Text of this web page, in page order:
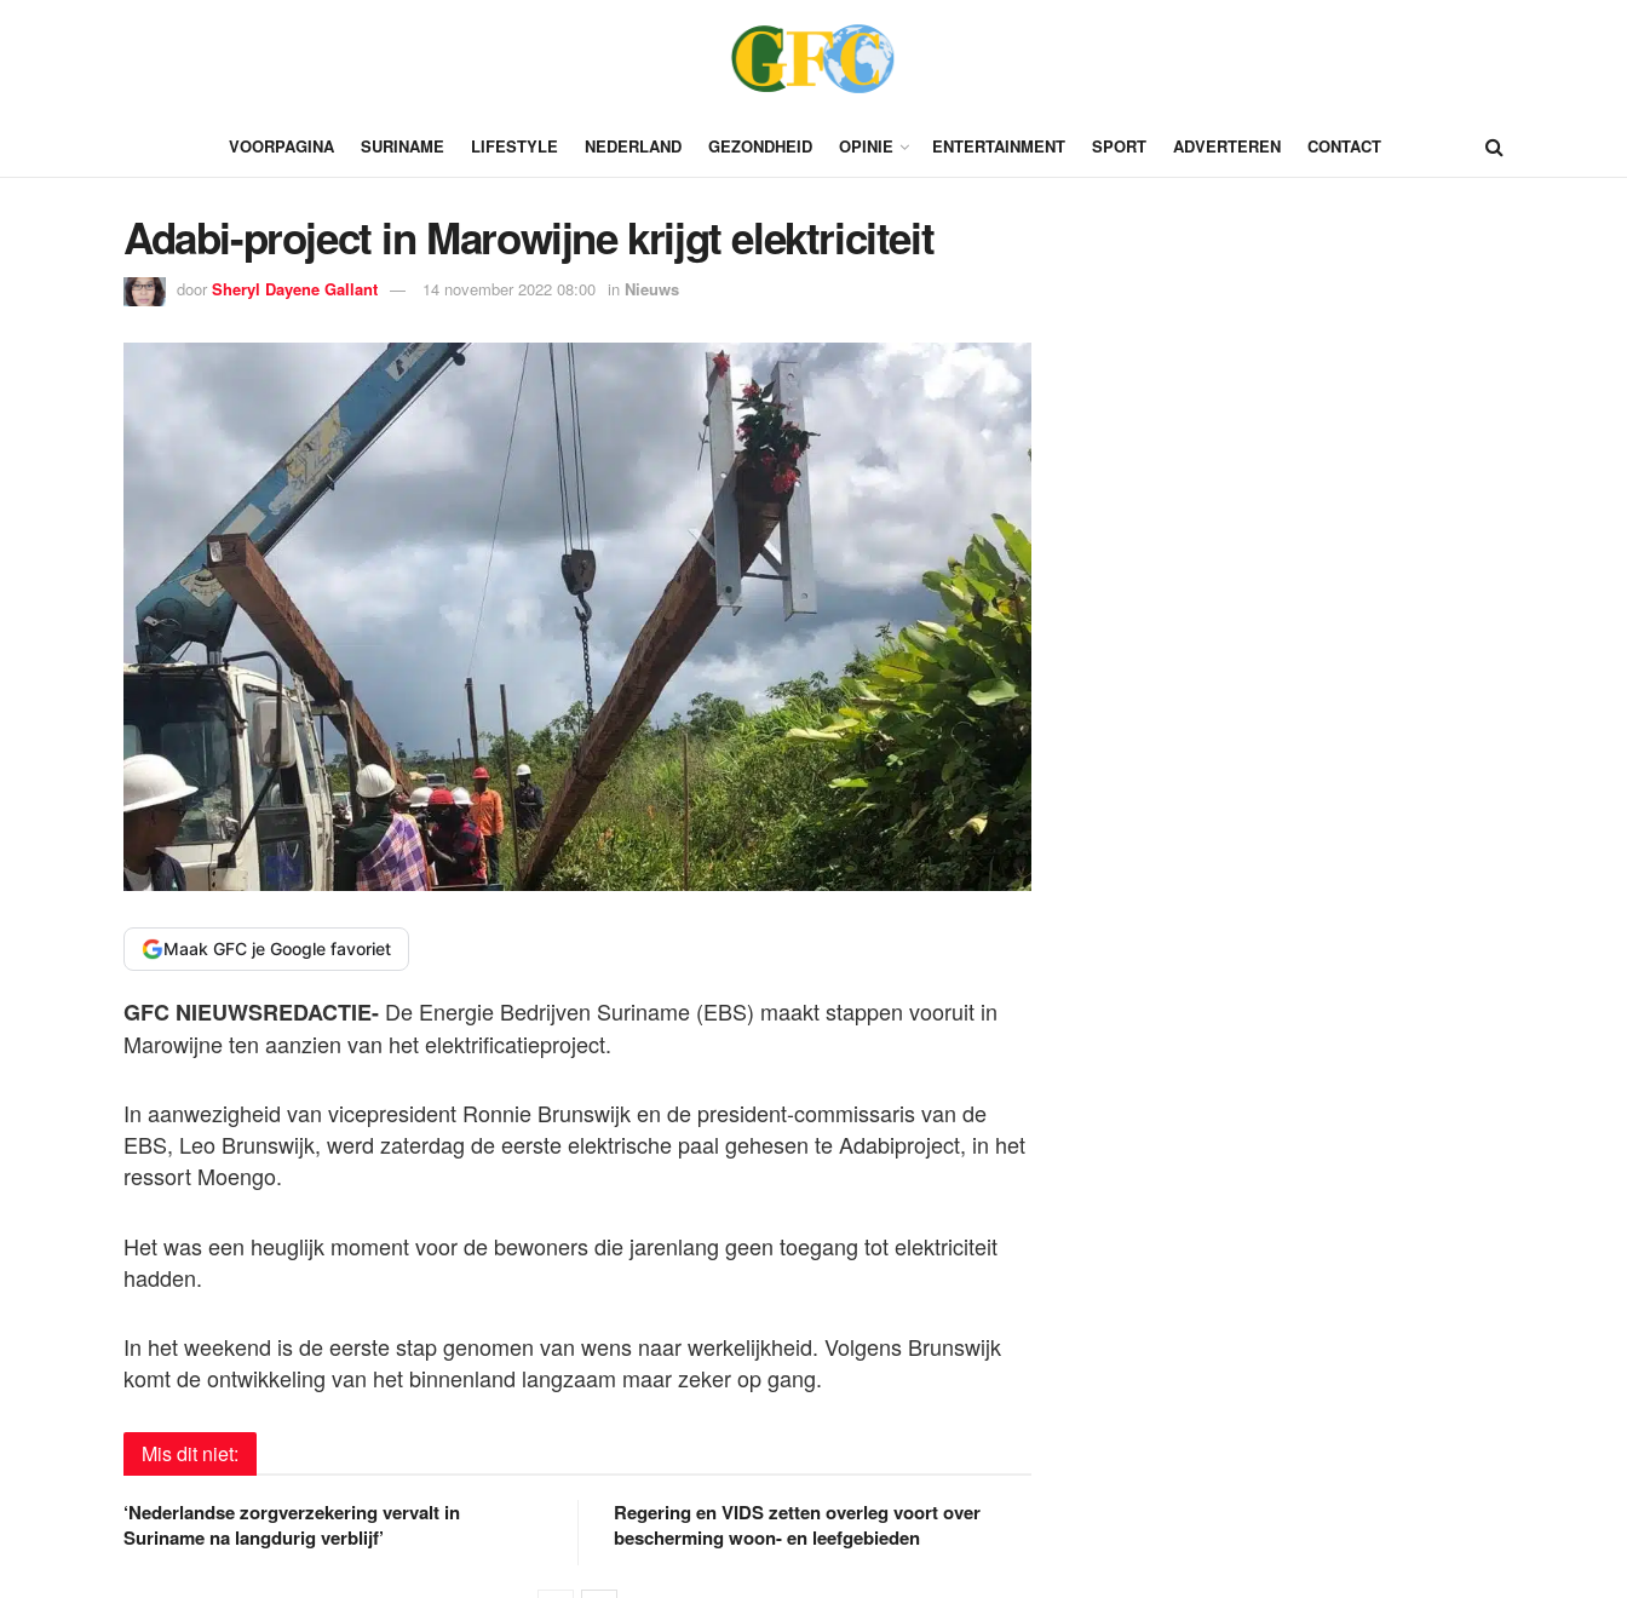
VOORPAGINA SURINAME LIFESTYLE NEDERLAND GEZONDHEID OPINIE ENTERTAINMENT SPORT ADVERTEREN CONTACT
Adabi-project in Marowijne krijgt elektriciteit
door Sheryl Dayene Gallant 14 november 2022 08:00 in Nieuws
Maak GFC je Google favoriet
GFC NIEUWSREDACTIE- De Energie Bedrijven Suriname (EBS) maakt stappen vooruit in
Marowijne ten aanzien van het elektrificatieproject.
In aanwezigheid van vicepresident Ronnie Brunswijk en de president-commissaris van de
EBS, Leo Brunswijk, werd zaterdag de eerste elektrische paal gehesen te Adabiproject, in het
ressort Moengo.
Het was een heuglijk moment voor de bewoners die jarenlang geen toegang tot elektriciteit
hadden.
In het weekend is de eerste stap genomen van wens naar werkelijkheid. Volgens Brunswijk
komt de ontwikkeling van het binnenland langzaam maar zeker op gang.
Mis dit niet:
‘Nederlandse zorgverzekering vervalt in
Suriname na langdurig verblijf’
Regering en VIDS zetten overleg voort over
bescherming woon- en leefgebieden